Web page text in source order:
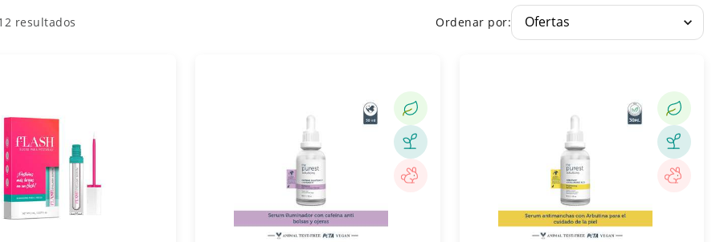
resultados Ordenar por: